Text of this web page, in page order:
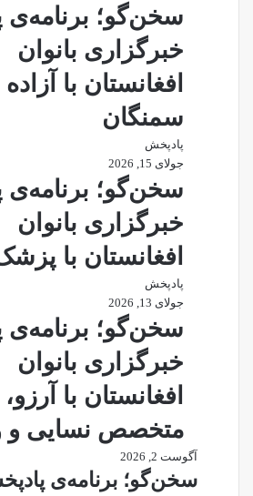
سخن‌گو؛ برنامه‌ی
خبرگزاری بانوان
افغانستان با آزاده
سمنگان
پادپخش
جولای 15, 2026
سخن‌گو؛ برنامه‌ی
خبرگزاری بانوان
افغانستان با
پادپخش
جولای 13, 2026
سخن‌گو؛ برنامه‌ی
خبرگزاری بانوان
افغانستان با آرزو،
متخصص نسایی و
آگوست 2, 2026
سخن‌گو؛ برنامه‌ی